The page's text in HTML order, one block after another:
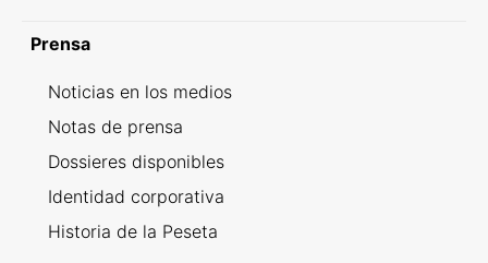
Prensa
Noticias en los medios
Notas de prensa
Dossieres disponibles
Identidad corporativa
Historia de la Peseta